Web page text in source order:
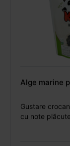
Alge marine
Gustare
cu note